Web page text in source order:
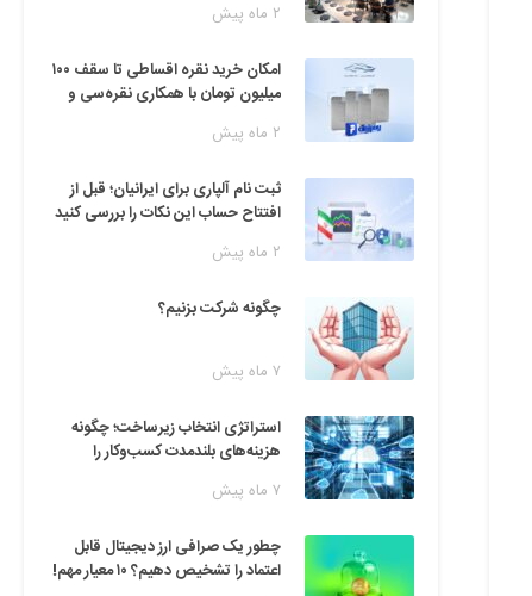
فناوری۲ ماه پیش
امکان خرید نقره اقساطی تا سقف ۱۰۰
میلیون تومان با همکاری نقره‌سی و
۲ ماه پیش
ثبت نام آلپاری برای ایرانیان؛ قبل از
افتتاح حساب این نکات را بررسی کنید
۲ ماه پیش
چگونه شرکت بزنیم؟
۷ ماه پیش
استراتژی انتخاب زیرساخت؛ چگونه
هزینه‌های بلندمدت کسب‌وکار را
۷ ماه پیش
چطور یک صرافی ارز دیجیتال قابل
اعتماد را تشخیص دهیم؟ ۱۰ معیار مهم!